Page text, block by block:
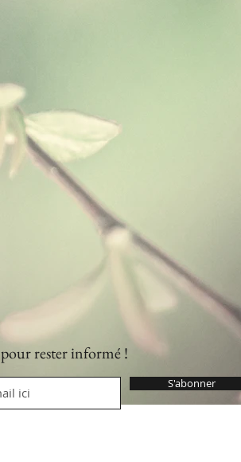
pour rester informé !
S'abonner